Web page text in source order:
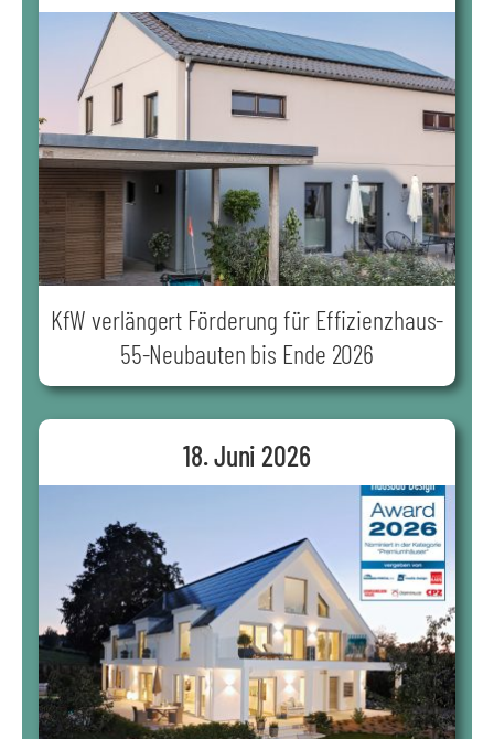
KfW verlängert Förderung für Effizienzhaus-
55-Neubauten bis Ende 2026
18. Juni 2026